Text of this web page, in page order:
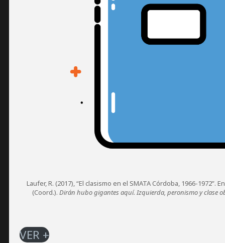
Laufer, R. (2017), “El clasismo en el SMATA Córdoba, 1966-1972”.
(Coord.). Dirán hubo gigantes aquí. Izquierda, peronismo y clase
VER +